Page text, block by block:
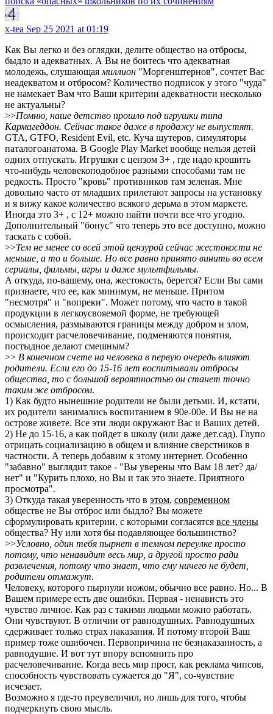
x-tea Sep 25 2021 at 01:19
Как Вы легко и без оглядки, делите общество на отбросы,
быдло и адекватных. А Вы не боитесь что адекватная
молодежь, слушающая миллион "Моргенштернов", сочтет Вас
неадекватом и отбросом? Количество подписок у этого "чуда"
не намекает Вам что Ваши критерии адекватности несколько
не актуальны?
>>Помню, наше детство прошло под игрушки типа
Кармагеддон. Сейчас такое даже в продажу не выпустят.
GTA, GTFO, Resident Evil, etc. Куча шутеров, симуляторы
паталогоанатома. В Google Play Market вообще нельзя детей
одних отпускать. Игрушки с цензом 3+ , где надо крошить
что-нибудь человекоподобное разными способами там не
редкость. Просто "кровь" противников там зеленая. Мне
довольно часто от младших прилетают запросы на установку
и я вижу какое количество всякого дерьма в этом маркете.
Иногда это 3+ , с 12+ можно найти почти все что угодно.
Дополнительный "бонус" что теперь это все доступно, можно
таскать с собой.
>>Тем не менее со всей этой цензурой сейчас жестокости не
меньше, а то и больше. Но все равно принято винить во всем
сериалы, фильмы, игры и даже мультфильмы.
А откуда, по-вашему, она, жестокость, берется? Если Вы сами
признаете, что ее, как минимум, не меньше. Притом
"несмотря" и "вопреки". Может потому, что часто в такой
продукции в легкоусвояемой форме, не требующей
осмысления, размываются границы между добром и злом,
происходит расчеловечивание, подменяются понятия,
постыдное делают смешным?
>> В конечном счете на человека в первую очередь влияют
родители. Если его до 15-16 лет воспитывали отбросы
общества, то с большой вероятностью он станет точно
таким же отбросом.
1) Как будто нынешние родители не были детьми. И, кстати,
их родители занимались воспитанием в 90е-00е. И Вы не на
острове живете. Все эти люди окружают Вас и Ваших детей.
2) Не до 15-16, а как пойдет в школу (или даже дет.сад). Глупо
отрицать социализацию в общем и влияние сверстников в
частности. А теперь добавим к этому интернет. Особенно
"забавно" выглядит такое - "Вы уверены что Вам 18 лет? да/
нет" и "Курить плохо, но Вы и так это знаете. Приятного
просмотра".
3) Откуда такая уверенность что в этом, современном
обществе не Вы отброс или быдло? Вы можете
сформулировать критерии, с которыми согласятся все члены
общества? Ну или хотя бы подавляющее большинство?
>>Условно, один тебя пырнет в темном переулке просто
потому, что ненавидит весь мир, а другой просто ради
развлечения, потому что знает, что ему ничего не будет,
родители отмажут.
Человеку, которого пырнули ножом, обычно все равно. Но... В
Вашем примере есть две ошибки. Первая - ненависть это
чувство личное. Как раз с такими людьми можно работать.
Они чувствуют. В отличии от равнодушных. Равнодушных
сдерживает только страх наказания. И потому второй Ваш
пример тоже ошибочен. Первопричина не безнаказанность, а
равнодушие. И вот тут впору вспомнить про
расчеловечивание. Когда весь мир прост, как реклама чипсов,
способность чувствовать сужается до "Я", со-чувствие
исчезает.
Возможно я где-то преувеличил, но лишь для того, чтобы
подчеркнуть свою мысль.